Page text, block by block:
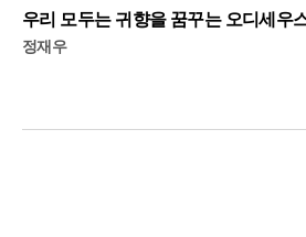
우리 모두는 귀향을 꿈꾸는 오디세우
정재우